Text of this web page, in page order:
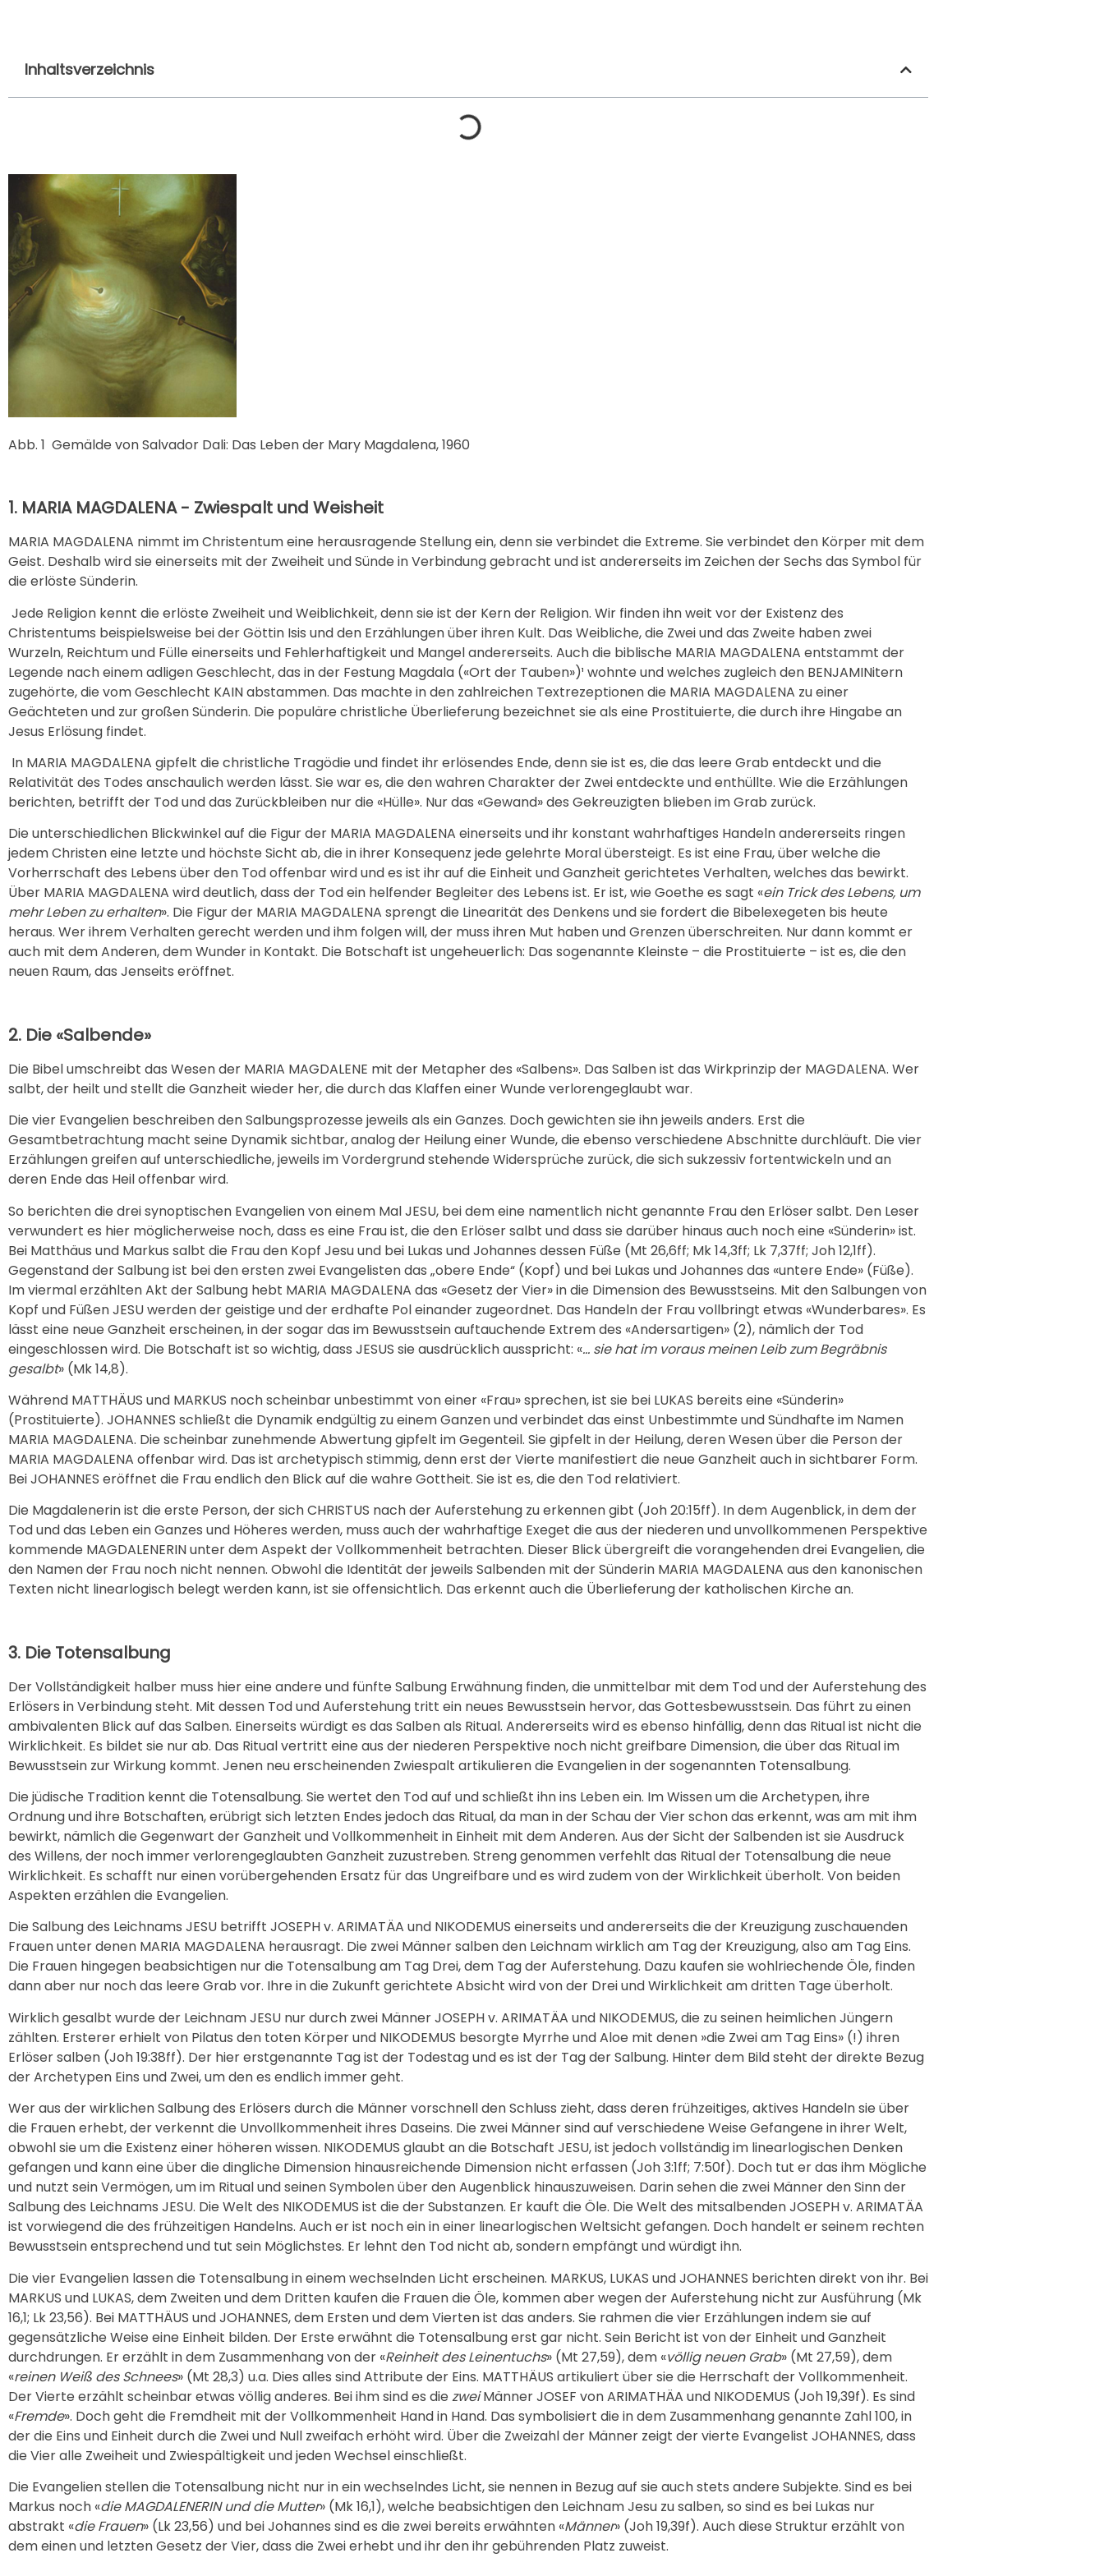
Inhaltsverzeichnis
Abb. 1 Gemälde von Salvador Dali: Das Leben der Mary Magdalena, 1960
1. MARIA MAGDALENA - Zwiespalt und Weisheit
MARIA MAGDALENA nimmt im Christentum eine herausragende Stellung ein, denn sie verbindet die Extreme. Sie verbindet den Körper mit dem
Geist. Deshalb wird sie einerseits mit der Zweiheit und Sünde in Verbindung gebracht und ist andererseits im Zeichen der Sechs das Symbol für
die erlöste Sünderin.
Jede Religion kennt die erlöste Zweiheit und Weiblichkeit, denn sie ist der Kern der Religion. Wir finden ihn weit vor der Existenz des
Christentums beispielsweise bei der Göttin Isis und den Erzählungen über ihren Kult. Das Weibliche, die Zwei und das Zweite haben zwei
Wurzeln, Reichtum und Fülle einerseits und Fehlerhaftigkeit und Mangel andererseits. Auch die biblische MARIA MAGDALENA entstammt der
Legende nach einem adligen Geschlecht, das in der Festung Magdala («Ort der Tauben»)¹ wohnte und welches zugleich den BENJAMINitern
zugehörte, die vom Geschlecht KAIN abstammen. Das machte in den zahlreichen Textrezeptionen die MARIA MAGDALENA zu einer
Geächteten und zur großen Sünderin. Die populäre christliche Überlieferung bezeichnet sie als eine Prostituierte, die durch ihre Hingabe an
Jesus Erlösung findet.
In MARIA MAGDALENA gipfelt die christliche Tragödie und findet ihr erlösendes Ende, denn sie ist es, die das leere Grab entdeckt und die
Relativität des Todes anschaulich werden lässt. Sie war es, die den wahren Charakter der Zwei entdeckte und enthüllte. Wie die Erzählungen
berichten, betrifft der Tod und das Zurückbleiben nur die «Hülle». Nur das «Gewand» des Gekreuzigten blieben im Grab zurück.
Die unterschiedlichen Blickwinkel auf die Figur der MARIA MAGDALENA einerseits und ihr konstant wahrhaftiges Handeln andererseits ringen
jedem Christen eine letzte und höchste Sicht ab, die in ihrer Konsequenz jede gelehrte Moral übersteigt. Es ist eine Frau, über welche die
Vorherrschaft des Lebens über den Tod offenbar wird und es ist ihr auf die Einheit und Ganzheit gerichtetes Verhalten, welches das bewirkt.
Über MARIA MAGDALENA wird deutlich, dass der Tod ein helfender Begleiter des Lebens ist. Er ist, wie Goethe es sagt «ein Trick des Lebens, um
mehr Leben zu erhalten». Die Figur der MARIA MAGDALENA sprengt die Linearität des Denkens und sie fordert die Bibelexegeten bis heute
heraus. Wer ihrem Verhalten gerecht werden und ihm folgen will, der muss ihren Mut haben und Grenzen überschreiten. Nur dann kommt er
auch mit dem Anderen, dem Wunder in Kontakt. Die Botschaft ist ungeheuerlich: Das sogenannte Kleinste – die Prostituierte – ist es, die den
neuen Raum, das Jenseits eröffnet.
2. Die «Salbende»
Die Bibel umschreibt das Wesen der MARIA MAGDALENE mit der Metapher des «Salbens». Das Salben ist das Wirkprinzip der MAGDALENA. Wer
salbt, der heilt und stellt die Ganzheit wieder her, die durch das Klaffen einer Wunde verlorengeglaubt war.
Die vier Evangelien beschreiben den Salbungsprozesse jeweils als ein Ganzes. Doch gewichten sie ihn jeweils anders. Erst die
Gesamtbetrachtung macht seine Dynamik sichtbar, analog der Heilung einer Wunde, die ebenso verschiedene Abschnitte durchläuft. Die vier
Erzählungen greifen auf unterschiedliche, jeweils im Vordergrund stehende Widersprüche zurück, die sich sukzessiv fortentwickeln und an
deren Ende das Heil offenbar wird.
So berichten die drei synoptischen Evangelien von einem Mal JESU, bei dem eine namentlich nicht genannte Frau den Erlöser salbt. Den Leser
verwundert es hier möglicherweise noch, dass es eine Frau ist, die den Erlöser salbt und dass sie darüber hinaus auch noch eine «Sünderin» ist.
Bei Matthäus und Markus salbt die Frau den Kopf Jesu und bei Lukas und Johannes dessen Füße (Mt 26,6ff; Mk 14,3ff; Lk 7,37ff; Joh 12,1ff).
Gegenstand der Salbung ist bei den ersten zwei Evangelisten das „obere Ende“ (Kopf) und bei Lukas und Johannes das «untere Ende» (Füße).
Im viermal erzählten Akt der Salbung hebt MARIA MAGDALENA das «Gesetz der Vier» in die Dimension des Bewusstseins. Mit den Salbungen von
Kopf und Füßen JESU werden der geistige und der erdhafte Pol einander zugeordnet. Das Handeln der Frau vollbringt etwas «Wunderbares». Es
lässt eine neue Ganzheit erscheinen, in der sogar das im Bewusstsein auftauchende Extrem des «Andersartigen» (2), nämlich der Tod
eingeschlossen wird. Die Botschaft ist so wichtig, dass JESUS sie ausdrücklich ausspricht: «… sie hat im voraus meinen Leib zum Begräbnis
gesalbt» (Mk 14,8).
Während MATTHÄUS und MARKUS noch scheinbar unbestimmt von einer «Frau» sprechen, ist sie bei LUKAS bereits eine «Sünderin»
(Prostituierte). JOHANNES schließt die Dynamik endgültig zu einem Ganzen und verbindet das einst Unbestimmte und Sündhafte im Namen
MARIA MAGDALENA. Die scheinbar zunehmende Abwertung gipfelt im Gegenteil. Sie gipfelt in der Heilung, deren Wesen über die Person der
MARIA MAGDALENA offenbar wird. Das ist archetypisch stimmig, denn erst der Vierte manifestiert die neue Ganzheit auch in sichtbarer Form.
Bei JOHANNES eröffnet die Frau endlich den Blick auf die wahre Gottheit. Sie ist es, die den Tod relativiert.
Die Magdalenerin ist die erste Person, der sich CHRISTUS nach der Auferstehung zu erkennen gibt (Joh 20:15ff). In dem Augenblick, in dem der
Tod und das Leben ein Ganzes und Höheres werden, muss auch der wahrhaftige Exeget die aus der niederen und unvollkommenen Perspektive
kommende MAGDALENERIN unter dem Aspekt der Vollkommenheit betrachten. Dieser Blick übergreift die vorangehenden drei Evangelien, die
den Namen der Frau noch nicht nennen. Obwohl die Identität der jeweils Salbenden mit der Sünderin MARIA MAGDALENA aus den kanonischen
Texten nicht linearlogisch belegt werden kann, ist sie offensichtlich. Das erkennt auch die Überlieferung der katholischen Kirche an.
3. Die Totensalbung
Der Vollständigkeit halber muss hier eine andere und fünfte Salbung Erwähnung finden, die unmittelbar mit dem Tod und der Auferstehung des
Erlösers in Verbindung steht. Mit dessen Tod und Auferstehung tritt ein neues Bewusstsein hervor, das Gottesbewusstsein. Das führt zu einen
ambivalenten Blick auf das Salben. Einerseits würdigt es das Salben als Ritual. Andererseits wird es ebenso hinfällig, denn das Ritual ist nicht die
Wirklichkeit. Es bildet sie nur ab. Das Ritual vertritt eine aus der niederen Perspektive noch nicht greifbare Dimension, die über das Ritual im
Bewusstsein zur Wirkung kommt. Jenen neu erscheinenden Zwiespalt artikulieren die Evangelien in der sogenannten Totensalbung.
Die jüdische Tradition kennt die Totensalbung. Sie wertet den Tod auf und schließt ihn ins Leben ein. Im Wissen um die Archetypen, ihre
Ordnung und ihre Botschaften, erübrigt sich letzten Endes jedoch das Ritual, da man in der Schau der Vier schon das erkennt, was am mit ihm
bewirkt, nämlich die Gegenwart der Ganzheit und Vollkommenheit in Einheit mit dem Anderen. Aus der Sicht der Salbenden ist sie Ausdruck
des Willens, der noch immer verlorengeglaubten Ganzheit zuzustreben. Streng genommen verfehlt das Ritual der Totensalbung die neue
Wirklichkeit. Es schafft nur einen vorübergehenden Ersatz für das Ungreifbare und es wird zudem von der Wirklichkeit überholt. Von beiden
Aspekten erzählen die Evangelien.
Die Salbung des Leichnams JESU betrifft JOSEPH v. ARIMATÄA und NIKODEMUS einerseits und andererseits die der Kreuzigung zuschauenden
Frauen unter denen MARIA MAGDALENA herausragt. Die zwei Männer salben den Leichnam wirklich am Tag der Kreuzigung, also am Tag Eins.
Die Frauen hingegen beabsichtigen nur die Totensalbung am Tag Drei, dem Tag der Auferstehung. Dazu kaufen sie wohlriechende Öle, finden
dann aber nur noch das leere Grab vor. Ihre in die Zukunft gerichtete Absicht wird von der Drei und Wirklichkeit am dritten Tage überholt.
Wirklich gesalbt wurde der Leichnam JESU nur durch zwei Männer JOSEPH v. ARIMATÄA und NIKODEMUS, die zu seinen heimlichen Jüngern
zählten. Ersterer erhielt von Pilatus den toten Körper und NIKODEMUS besorgte Myrrhe und Aloe mit denen »die Zwei am Tag Eins» (!) ihren
Erlöser salben (Joh 19:38ff). Der hier erstgenannte Tag ist der Todestag und es ist der Tag der Salbung. Hinter dem Bild steht der direkte Bezug
der Archetypen Eins und Zwei, um den es endlich immer geht.
Wer aus der wirklichen Salbung des Erlösers durch die Männer vorschnell den Schluss zieht, dass deren frühzeitiges, aktives Handeln sie über
die Frauen erhebt, der verkennt die Unvollkommenheit ihres Daseins. Die zwei Männer sind auf verschiedene Weise Gefangene in ihrer Welt,
obwohl sie um die Existenz einer höheren wissen. NIKODEMUS glaubt an die Botschaft JESU, ist jedoch vollständig im linearlogischen Denken
gefangen und kann eine über die dingliche Dimension hinausreichende Dimension nicht erfassen (Joh 3:1ff; 7:50f). Doch tut er das ihm Mögliche
und nutzt sein Vermögen, um im Ritual und seinen Symbolen über den Augenblick hinauszuweisen. Darin sehen die zwei Männer den Sinn der
Salbung des Leichnams JESU. Die Welt des NIKODEMUS ist die der Substanzen. Er kauft die Öle. Die Welt des mitsalbenden JOSEPH v. ARIMATÄA
ist vorwiegend die des frühzeitigen Handelns. Auch er ist noch ein in einer linearlogischen Weltsicht gefangen. Doch handelt er seinem rechten
Bewusstsein entsprechend und tut sein Möglichstes. Er lehnt den Tod nicht ab, sondern empfängt und würdigt ihn.
Die vier Evangelien lassen die Totensalbung in einem wechselnden Licht erscheinen. MARKUS, LUKAS und JOHANNES berichten direkt von ihr. Bei
MARKUS und LUKAS, dem Zweiten und dem Dritten kaufen die Frauen die Öle, kommen aber wegen der Auferstehung nicht zur Ausführung (Mk
16,1; Lk 23,56). Bei MATTHÄUS und JOHANNES, dem Ersten und dem Vierten ist das anders. Sie rahmen die vier Erzählungen indem sie auf
gegensätzliche Weise eine Einheit bilden. Der Erste erwähnt die Totensalbung erst gar nicht. Sein Bericht ist von der Einheit und Ganzheit
durchdrungen. Er erzählt in dem Zusammenhang von der «Reinheit des Leinentuchs» (Mt 27,59), dem «völlig neuen Grab» (Mt 27,59), dem
«reinen Weiß des Schnees» (Mt 28,3) u.a. Dies alles sind Attribute der Eins. MATTHÄUS artikuliert über sie die Herrschaft der Vollkommenheit.
Der Vierte erzählt scheinbar etwas völlig anderes. Bei ihm sind es die zweiMänner JOSEF von ARIMATHÄA und NIKODEMUS (Joh 19,39f). Es sind
«Fremde». Doch geht die Fremdheit mit der Vollkommenheit Hand in Hand. Das symbolisiert die in dem Zusammenhang genannte Zahl 100, in
der die Eins und Einheit durch die Zwei und Null zweifach erhöht wird. Über die Zweizahl der Männer zeigt der vierte Evangelist JOHANNES, dass
die Vier alle Zweiheit und Zwiespältigkeit und jeden Wechsel einschließt.
Die Evangelien stellen die Totensalbung nicht nur in ein wechselndes Licht, sie nennen in Bezug auf sie auch stets andere Subjekte. Sind es bei
Markus noch «die MAGDALENERIN und die Mutter» (Mk 16,1), welche beabsichtigen den Leichnam Jesu zu salben, so sind es bei Lukas nur
abstrakt «die Frauen» (Lk 23,56) und bei Johannes sind es die zwei bereits erwähnten «Männer» (Joh 19,39f). Auch diese Struktur erzählt von
dem einen und letzten Gesetz der Vier, dass die Zwei erhebt und ihr den ihr gebührenden Platz zuweist.